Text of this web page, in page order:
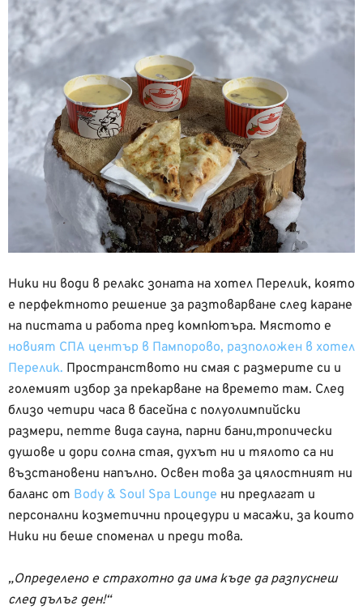
Ники ни води в релакс зоната на хотел Перелик, която
е перфектното решение за разтоварване след каране
на пистата и работа пред компютъра. Мястото е
новият СПА център в Пампорово, разположен в хотел
Перелик. Пространството ни смая с размерите си и
големият избор за прекарване на времето там. След
близо четири часа в басейна с полуолимпийски
размери, петте вида сауна, парни бани,тропически
душове и дори солна стая, духът ни и тялото са ни
възстановени напълно. Освен това за цялостният ни
баланс от Body & Soul Spa Lounge ни предлагат и
персонални козметични процедури и масажи, за които
Ники ни беше споменал и преди това.
„Определено е страхотно да има къде да разпуснеш
след дълъг ден!“